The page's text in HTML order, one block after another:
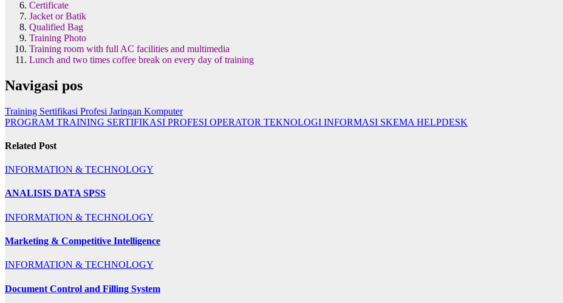
Certificate
Jacket or Batik
Qualified Bag
Training Photo
Training room with full AC facilities and multimedia
Lunch and two times coffee break on every day of training
Navigasi pos
Training Sertifikasi Profesi Jaringan Komputer
PROGRAM TRAINING SERTIFIKASI PROFESI OPERATOR TEKNOLOGI INFORMASI SKEMA HELPDESK
Related Post
INFORMATION & TECHNOLOGY
ANALISIS DATA SPSS
INFORMATION & TECHNOLOGY
Marketing & Competitive Intelligence
INFORMATION & TECHNOLOGY
Document Control and Filling System